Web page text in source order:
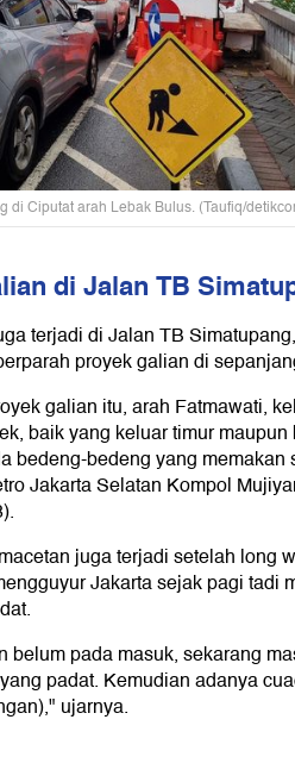
di Ciputat arah Lebak Bulus. (Taufiq/
di Jalan TB
terjadi di Jalan TB
proyek galian di
galian itu, arah Fatmawati,
baik yang keluar timur maupun
bedeng-bedeng yang memakan
Jakarta Selatan Kompol
juga terjadi setelah long
Jakarta sejak pagi tadi
belum pada masuk, sekarang
padat. Kemudian adanya
ujarnya.